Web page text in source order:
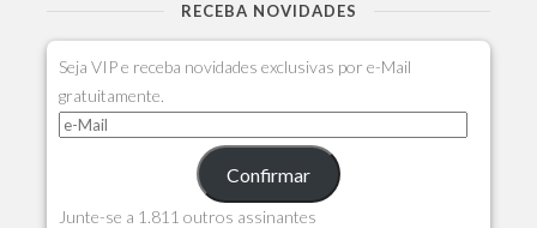
RECEBA NOVIDADES
Seja VIP e receba novidades exclusivas por e-Mail
gratuitamente.
Confirmar
Junte-se a 1.811 outros assinantes